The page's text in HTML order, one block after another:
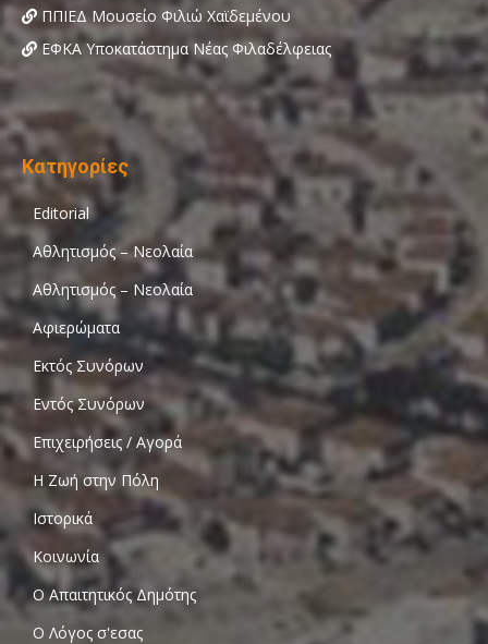
ΠΠΙΕΔ Μουσείο Φιλιώ Χαϊδεμένου
ΕΦΚΑ Υποκατάστημα Νέας Φιλαδέλφειας
Κατηγορίες
Editorial
Αθλητισμός – Νεολαία
Αθλητισμός – Νεολαία
Αφιερώματα
Εκτός Συνόρων
Εντός Συνόρων
Επιχειρήσεις / Αγορά
Η Ζωή στην Πόλη
Ιστορικά
Κοινωνία
Ο Απαιτητικός Δημότης
Ο Λόγος σ'εσας